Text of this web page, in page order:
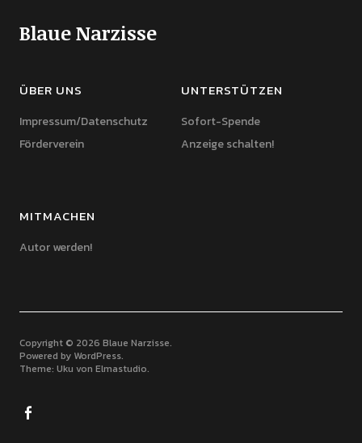
Blaue Narzisse
ÜBER UNS
Impressum/Datenschutz
Förderverein
UNTERSTÜTZEN
Sofort-Spende
Anzeige schalten!
MITMACHEN
Autor werden!
Copyright © 2026 Blaue Narzisse
Powered by WordPress
Theme: Uku von Elmastudio